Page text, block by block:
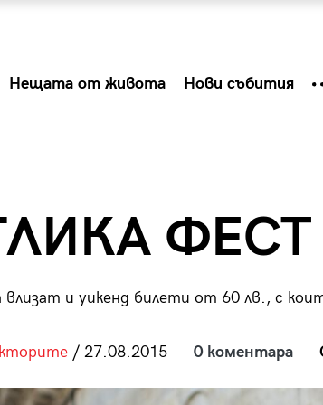
Нещата от живота Нови събития
ФЕСТ
влизат и уикенд билети от 60 лв., с
/ 27.08.2015 0 коментара